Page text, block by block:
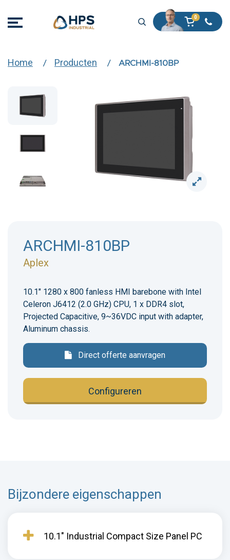
Home Producten ARCHMI-810BP
ARCHMI-810BP
Aplex
10.1" 1280 x 800 fanless HMI barebone with Intel
Celeron J6412 (2.0 GHz) CPU, 1 x DDR4 slot,
Projected Capacitive, 9~36VDC input with adapter,
Aluminum chassis.
Direct offerte aanvragen
Configureren
Bijzondere eigenschappen
10.1" Industrial Compact Size Panel PC